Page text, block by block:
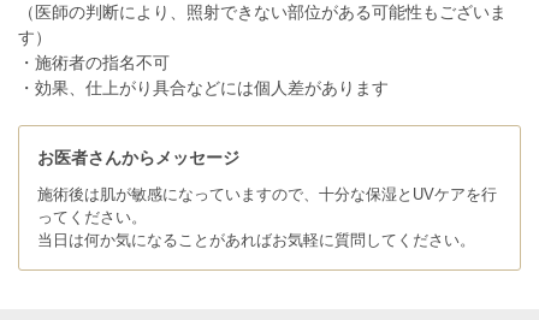
（医師の判断により、照射できない部位がある可能性もございま
す）
・施術者の指名不可
・効果、仕上がり具合などには個人差があります
お医者さんからメッセージ
施術後は肌が敏感になっていますので、十分な保湿とUVケアを行
ってください。
当日は何か気になることがあればお気軽に質問してください。